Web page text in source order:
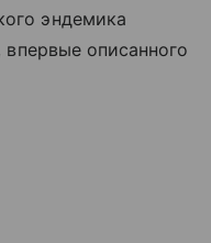
эндемика
описанного